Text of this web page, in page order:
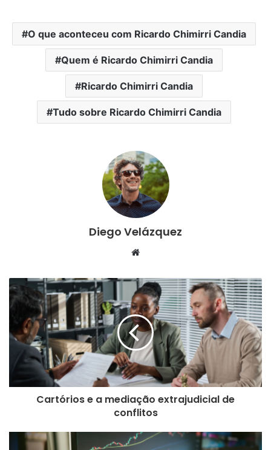
O que aconteceu com Ricardo Chimirri Candia
Quem é Ricardo Chimirri Candia
Ricardo Chimirri Candia
Tudo sobre Ricardo Chimirri Candia
Diego Velázquez
Website
Cartórios e a mediação extrajudicial de
conflitos